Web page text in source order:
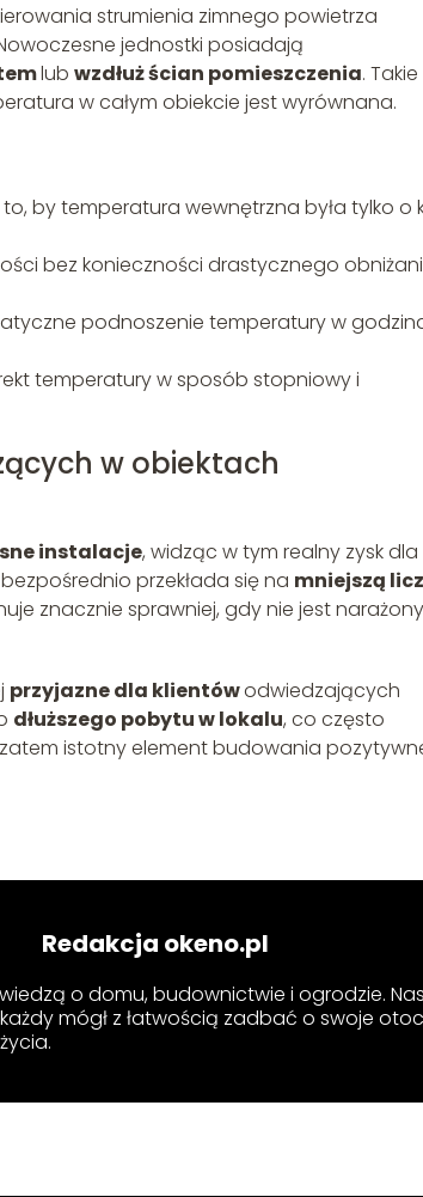
strumienia zimnego powietrza
jednostki posiadają
lub wzdłuż ścian pomieszczenia. Takie
w całym obiekcie jest wyrównana.
by temperatura wewnętrzna była tylko o
bez konieczności drastycznego
podnoszenie temperatury w
temperatury w sposób stopniowy i
w obiektach
instalacje, widząc w tym realny zysk dla
bezpośrednio przekłada się na mniejszą
znacznie sprawniej, gdy nie jest
przyjazne dla klientówodwiedzających
dłuższego pobytu w lokalu, co często
istotny element budowania
Redakcja okeno.pl
o domu, budownictwie i ogrodzie.
mógł z łatwością zadbać o swoje